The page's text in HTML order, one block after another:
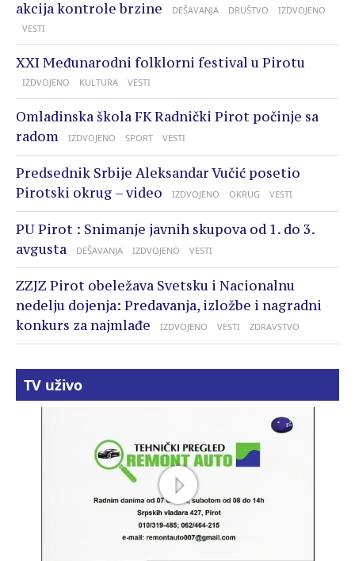
akcija kontrole brzine
DEŠAVANJA DRUŠTVO
IZDVOJENO
VESTI
XXI Međunarodni folklorni festival u Pirotu
IZDVOJENO KULTURA VESTI
Omladinska škola FK Radnički Pirot počinje sa
radom
IZDVOJENO SPORT VESTI
Predsednik Srbije Aleksandar Vučić posetio
Pirotski okrug – video
IZDVOJENO OKRUG VESTI
PU Pirot : Snimanje javnih skupova od 1. do 3.
avgusta
DEŠAVANJA IZDVOJENO VESTI
ZZJZ Pirot obeležava Svetsku i Nacionalnu
nedelju dojenja: Predavanja, izložbe i nagradni
konkurs za najmlađe
IZDVOJENO VESTI ZDRAVSTVO
TV uživo